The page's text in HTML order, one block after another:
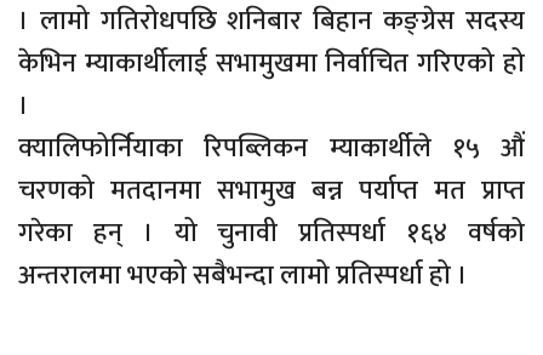
। लामो गतिरोधपछि शनिबार बिहान कङ्ग्रेस सदस्य
केभिन म्याकार्थीलाई सभामुखमा निर्वाचित गरिएको हो
।
क्यालिफोर्नियाका रिपब्लिकन म्याकार्थीले १५ औं
चरणको मतदानमा सभामुख बन्न पर्याप्त मत प्राप्त
गरेका हन् । यो चुनावी प्रतिस्पर्धा १६४ वर्षको
अन्तरालमा भएको सबैभन्दा लामो प्रतिस्पर्धा हो ।